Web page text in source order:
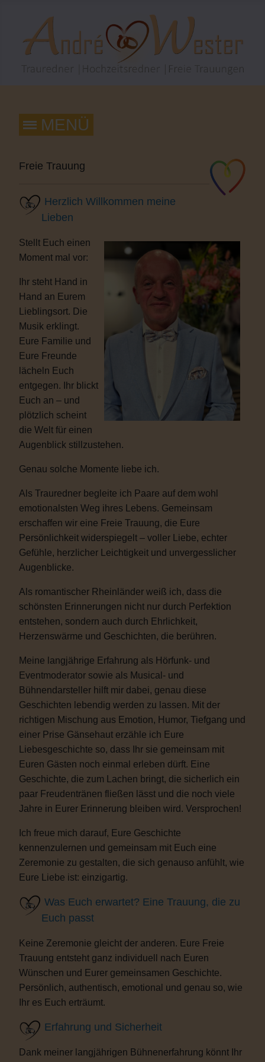
Freie Trauung
Herzlich Willkommen meine
Lieben
Stellt Euch einen
Moment mal vor:
Ihr steht Hand in
Hand an Eurem
Lieblingsort. Die
Musik erklingt.
Eure Familie und
Eure Freunde
lächeln Euch
entgegen. Ihr blickt
Euch an – und
plötzlich scheint
die Welt für einen
Augenblick stillzustehen.
Genau solche Momente liebe ich.
Als Trauredner begleite ich Paare auf dem wohl
emotionalsten Weg ihres Lebens. Gemeinsam
erschaffen wir eine Freie Trauung, die Eure
Persönlichkeit widerspiegelt – voller Liebe, echter
Gefühle, herzlicher Leichtigkeit und unvergesslicher
Augenblicke.
Als romantischer Rheinländer weiß ich, dass die
schönsten Erinnerungen nicht nur durch Perfektion
entstehen, sondern auch durch Ehrlichkeit,
Herzenswärme und Geschichten, die berühren.
Meine langjährige Erfahrung als Hörfunk- und
Eventmoderator sowie als Musical- und
Bühnendarsteller hilft mir dabei, genau diese
Geschichten lebendig werden zu lassen. Mit der
richtigen Mischung aus Emotion, Humor, Tiefgang und
einer Prise Gänsehaut erzähle ich Eure
Liebesgeschichte so, dass Ihr sie gemeinsam mit
Euren Gästen noch einmal erleben dürft. Eine
Geschichte, die zum Lachen bringt, die sicherlich ein
paar Freudentränen fließen lässt und die noch viele
Jahre in Eurer Erinnerung bleiben wird. Versprochen!
Ich freue mich darauf, Eure Geschichte
kennenzulernen und gemeinsam mit Euch eine
Zeremonie zu gestalten, die sich genauso anfühlt, wie
Eure Liebe ist: einzigartig.
Was Euch erwartet? Eine Trauung, die zu
Euch passt
Keine Zeremonie gleicht der anderen. Eure Freie
Trauung entsteht ganz individuell nach Euren
Wünschen und Eurer gemeinsamen Geschichte.
Persönlich, authentisch, emotional und genau so, wie
Ihr es Euch erträumt.
Erfahrung und Sicherheit
Dank meiner langjährigen Bühnenerfahrung könnt Ihr